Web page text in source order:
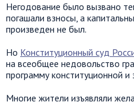
Негодование было вызвано
погашали взносы, а
произведен не был.
Но Конституционный суд
на всеобщее недовольство
программу конституционной и
Многие жители изъявляли